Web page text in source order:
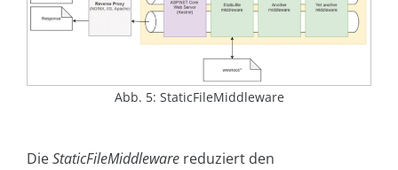
Abb. 5: StaticFileMiddleware
DieStaticFileMiddleware reduziert den